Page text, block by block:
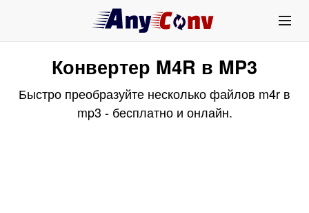
Конвертер M4R в MP3
Быстро преобразуйте несколько файлов m4r в
mp3 - бесплатно и онлайн.